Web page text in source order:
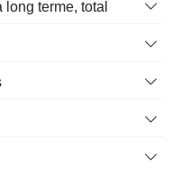
terme, total